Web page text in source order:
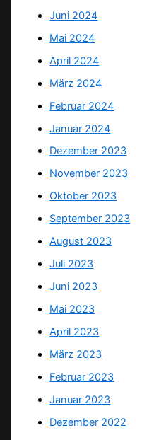
Juni 2024
Mai 2024
April 2024
März 2024
Februar 2024
Januar 2024
Dezember 2023
November 2023
Oktober 2023
September 2023
August 2023
Juli 2023
Juni 2023
Mai 2023
April 2023
März 2023
Februar 2023
Januar 2023
Dezember 2022